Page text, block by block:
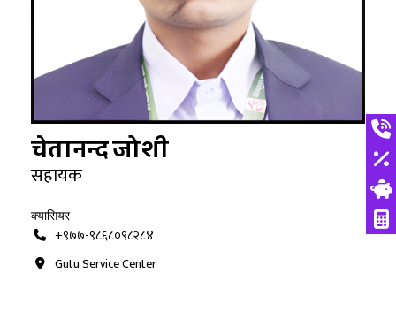
चेतानन्द जोशी
सहायक
क्यासियर
+९७७-९८६८०९८२८४
Gutu Service Center